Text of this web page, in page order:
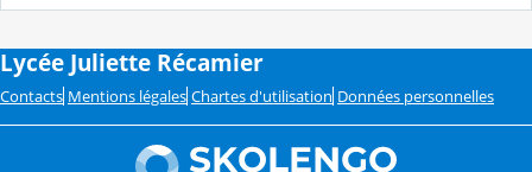
Lycée Juliette Récamier
Contacts Mentions légales Chartes d'utilisation Données personnelles